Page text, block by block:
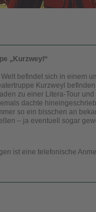
„Kurzweyl“
befindet sich in einem
Kurzweyl
zu einer Litera-Tour
dachte
so ein bisschen an
– ja eventuell sogar
ist eine telefonische